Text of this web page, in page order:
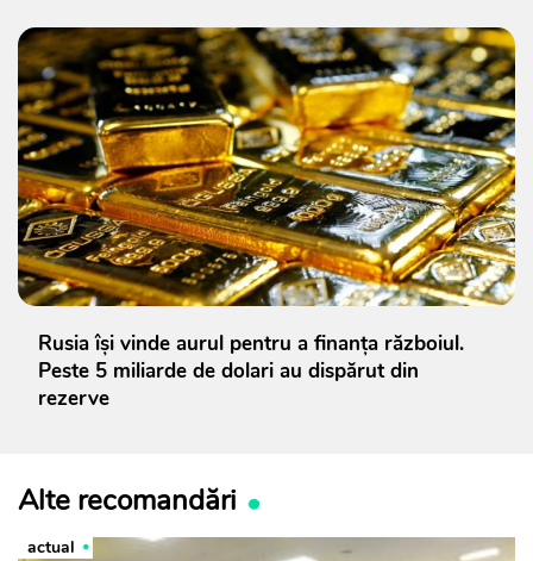
Rusia își vinde aurul pentru a finanța războiul.
Peste 5 miliarde de dolari au dispărut din
rezerve
Alte recomandări
actual